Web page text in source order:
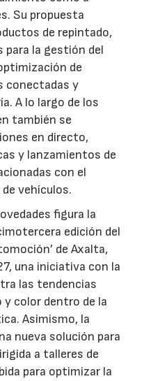
Su propuesta
de repintado,
la gestión del
de
conectadas y
A lo largo de los
también se
en directo,
y lanzamientos de
con el
vehículos.
figura la
edición del
de Axalta,
una iniciativa con la
las tendencias
color dentro de la
Asimismo, la
nueva solución para
a talleres de
para optimizar la